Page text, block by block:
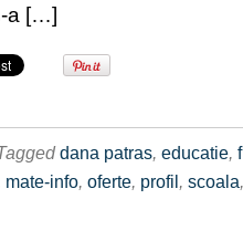
a […]
dana patras, educatie,
mate-info, oferte, profil, scoala